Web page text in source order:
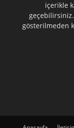
içerikle
gösterilmeden